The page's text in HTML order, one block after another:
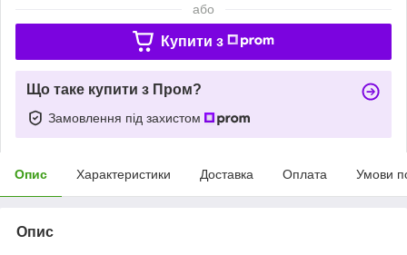
або
Купити з
Що таке купити з Пром?
Замовлення під захистом
Опис Характеристики Доставка Оплата Умови
Опис